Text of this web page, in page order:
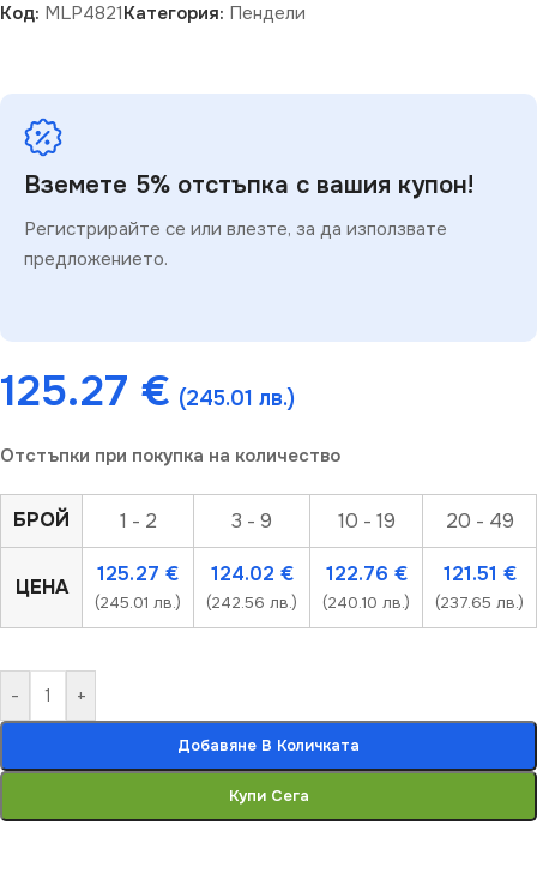
Код: MLP4821Категория: Пендели
Вземете 5% отстъпка с вашия купон!
Регистрирайте се или влезте, за да използвате
предложението.
125.27 € (245.01 лв.)
Отстъпки при покупка на количество
БРОЙ 1 - 2 3 - 9 10 - 19 20 - 49
ЦЕНА
125.27 €
(245.01 лв.)
124.02 €
(242.56 лв.)
122.76 €
(240.10 лв.)
121.51 €
(237.65 лв.)
- +
Добавяне В Количката
Купи Сега